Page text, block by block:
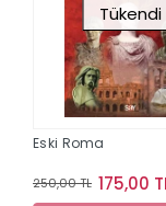
Tükendi
Eski Roma
250,00 TL 175,00